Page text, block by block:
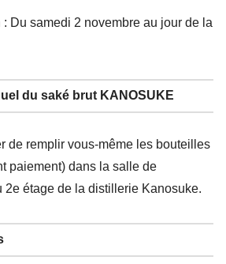
: Du samedi 2 novembre au jour de la
du saké brut KANOSUKE
de remplir vous-même les bouteilles
paiement) dans la salle de
2e étage de la distillerie Kanosuke.